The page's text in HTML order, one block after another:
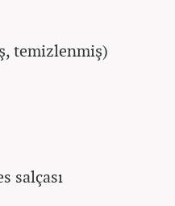
temizlenmiş)
salçası